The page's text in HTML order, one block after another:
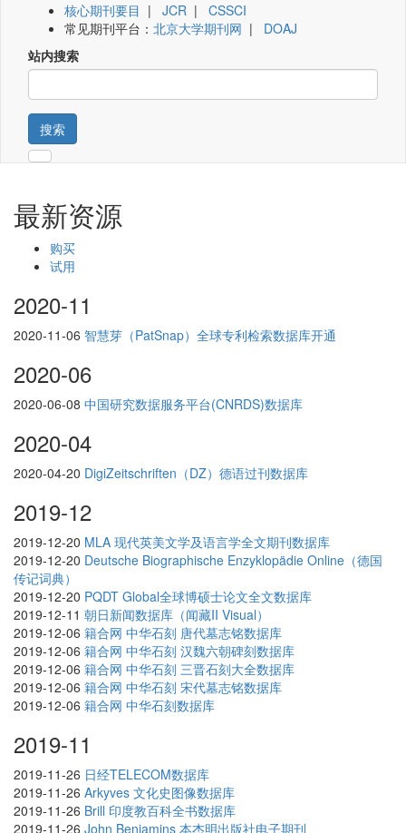
核心期刊要目 | JCR | CSSCI
常见期刊平台： 北京大学期刊网 | DOAJ
站内搜索
搜索
最新资源
购买
试用
2020-11
2020-11-06 智慧芽（PatSnap）全球专利检索数据库开通
2020-06
2020-06-08 中国研究数据服务平台(CNRDS)数据库
2020-04
2020-04-20 DigiZeitschriften（DZ）德语过刊数据库
2019-12
2019-12-20 MLA 现代英美文学及语言学全文期刊数据库
2019-12-20 Deutsche Biographische Enzyklopädie Online（德国
传记词典）
2019-12-20 PQDT Global全球博硕士论文全文数据库
2019-12-11 朝日新闻数据库（闻藏II Visual）
2019-12-06 籍合网 中华石刻 唐代墓志铭数据库
2019-12-06 籍合网 中华石刻 汉魏六朝碑刻数据库
2019-12-06 籍合网 中华石刻 三晋石刻大全数据库
2019-12-06 籍合网 中华石刻 宋代墓志铭数据库
2019-12-06 籍合网 中华石刻数据库
2019-11
2019-11-26 日经TELECOM数据库
2019-11-26 Arkyves 文化史图像数据库
2019-11-26 Brill 印度教百科全书数据库
2019-11-26 John Benjamins 本杰明出版社电子期刊